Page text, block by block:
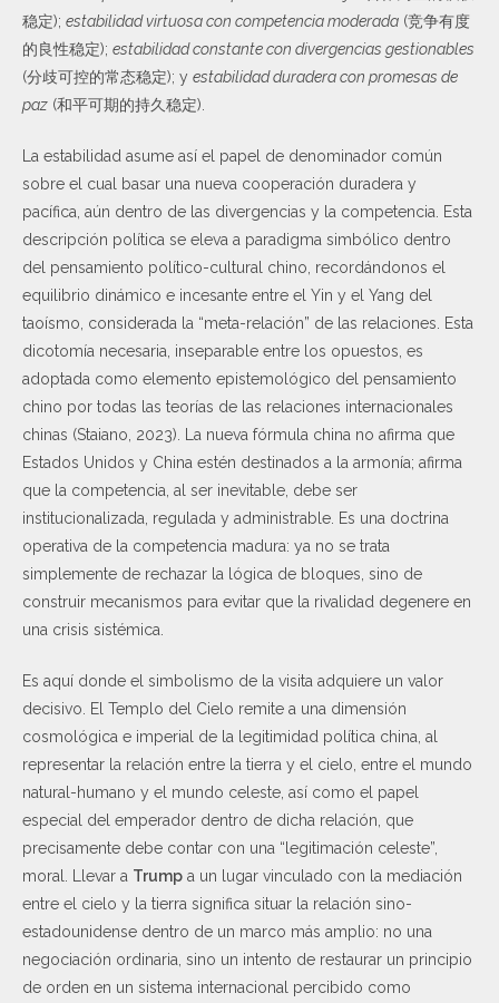
稳定); estabilidad virtuosa con competencia moderada (竞争有度
的良性稳定); estabilidad constante con divergencias gestionables
(分歧可控的常态稳定); y estabilidad duradera con promesas de
paz (和平可期的持久稳定).
La estabilidad asume así el papel de denominador común
sobre el cual basar una nueva cooperación duradera y
pacífica, aún dentro de las divergencias y la competencia. Esta
descripción política se eleva a paradigma simbólico dentro
del pensamiento político-cultural chino, recordándonos el
equilibrio dinámico e incesante entre el Yin y el Yang del
taoísmo, considerada la “meta-relación” de las relaciones. Esta
dicotomía necesaria, inseparable entre los opuestos, es
adoptada como elemento epistemológico del pensamiento
chino por todas las teorías de las relaciones internacionales
chinas (Staiano, 2023). La nueva fórmula china no afirma que
Estados Unidos y China estén destinados a la armonía; afirma
que la competencia, al ser inevitable, debe ser
institucionalizada, regulada y administrable. Es una doctrina
operativa de la competencia madura: ya no se trata
simplemente de rechazar la lógica de bloques, sino de
construir mecanismos para evitar que la rivalidad degenere en
una crisis sistémica.
Es aquí donde el simbolismo de la visita adquiere un valor
decisivo. El Templo del Cielo remite a una dimensión
cosmológica e imperial de la legitimidad política china, al
representar la relación entre la tierra y el cielo, entre el mundo
natural-humano y el mundo celeste, así como el papel
especial del emperador dentro de dicha relación, que
precisamente debe contar con una “legitimación celeste”,
moral. Llevar a Trump a un lugar vinculado con la mediación
entre el cielo y la tierra significa situar la relación sino-
estadounidense dentro de un marco más amplio: no una
negociación ordinaria, sino un intento de restaurar un principio
de orden en un sistema internacional percibido como